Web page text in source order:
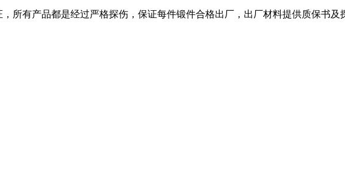
所有产品都是经过严格探伤，保证每件锻件合格出厂，出厂材料提供质保书及